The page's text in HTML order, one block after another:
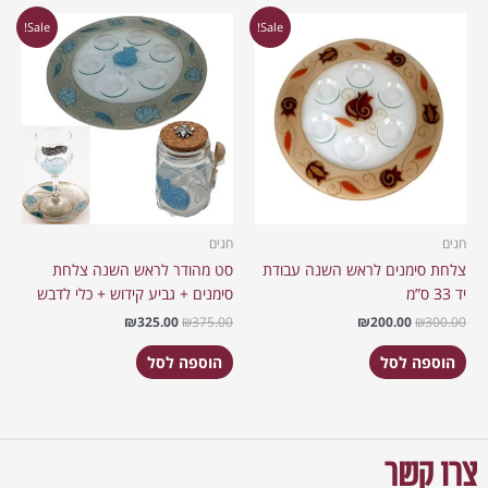
Sale!
חגים
צלחת סימנים לראש השנה עבודת
יד 33 ס”מ
₪300.00
המקורי
היה:
₪300.00.
₪200.00
הנוכחי
הוא:
₪200.00.
הוספה לסל
Sale!
חגים
סט מהודר לראש השנה צלחת
סימנים + גביע קידוש + כלי לדבש
₪375.00
המחיר
המקורי
היה:
₪375.00.
₪325.00
המחיר
הנוכחי
הוא:
₪325.00.
הוספה לסל
צרו קשר